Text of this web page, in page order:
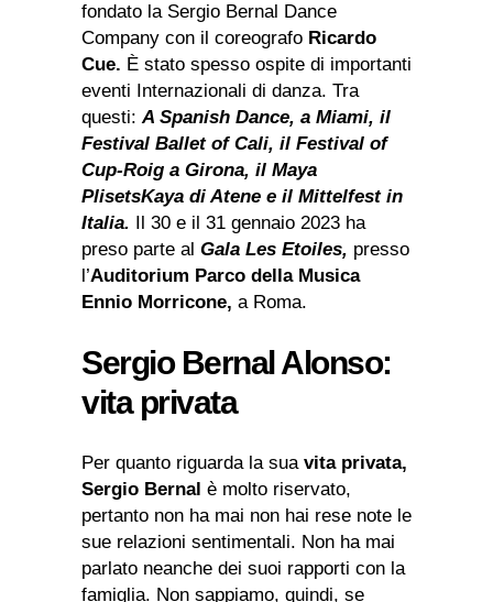
fondato la Sergio Bernal Dance
Company con il coreografo Ricardo
Cue. È stato spesso ospite di importanti
eventi Internazionali di danza. Tra
questi:A Spanish Dance, a Miami, il
Festival Ballet of Cali, il Festival of
Cup-Roig a Girona, il Maya
PlisetsKaya di Atene e il Mittelfest in
Italia.
Il 30 e il 31 gennaio 2023 ha
preso parte al Gala Les Etoiles, presso
l’Auditorium Parco della Musica
Ennio Morricone, a Roma.
Sergio Bernal Alonso:
vita privata
Per quanto riguarda la sua vita privata,
Sergio Bernal è molto riservato,
pertanto non ha mai non hai rese note le
sue relazioni sentimentali. Non ha mai
parlato neanche dei suoi rapporti con la
famiglia. Non sappiamo, quindi, se